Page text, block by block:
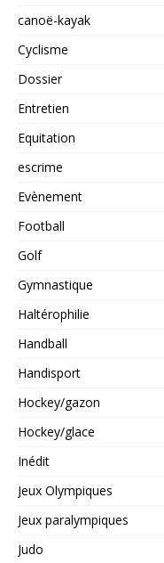
canoë-kayak
Cyclisme
Dossier
Entretien
Equitation
escrime
Evènement
Football
Golf
Gymnastique
Haltérophilie
Handball
Handisport
Hockey/gazon
Hockey/glace
Inédit
Jeux Olympiques
Jeux paralympiques
Judo